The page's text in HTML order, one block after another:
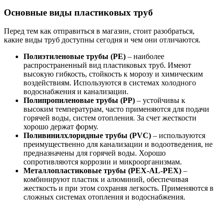
Основные виды пластиковых труб
Перед тем как отправиться в магазин, стоит разобраться,
какие виды труб доступны сегодня и чем они отличаются.
Полиэтиленовые трубы (PE) – наиболее
распространенный вид пластиковых труб. Имеют
высокую гибкость, стойкость к морозу и химическим
воздействиям. Используются в системах холодного
водоснабжения и канализации.
Полипропиленовые трубы (PP) – устойчивы к
высоким температурам, часто применяются для подачи
горячей воды, систем отопления. За счет жесткости
хорошо держат форму.
Поливинилхлоридные трубы (PVC) – используются
преимущественно для канализации и водоотведения, не
предназначены для горячей воды. Хорошо
сопротивляются коррозии и микроорганизмам.
Металлопластиковые трубы (PEX-AL-PEX) –
комбинируют пластик и алюминий, обеспечивая
жесткость и при этом сохраняя легкость. Применяются в
сложных системах отопления и водоснабжения.